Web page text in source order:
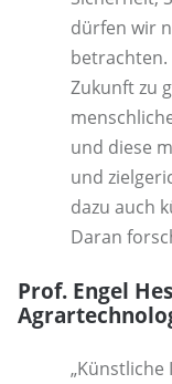
dürfen wir
Zukunft zu
und diese
und
dazu auch
Daran
Prof. Engel